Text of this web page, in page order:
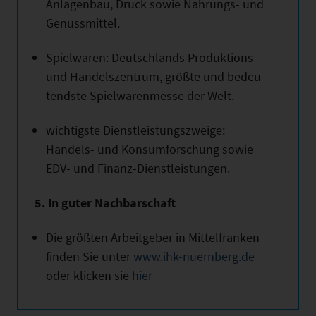
Anlagenbau, Druck sowie Nahrungs- und
Genussmittel.
Spielwaren: Deutschlands Produktions-
und Handelszentrum, größte und bedeu-
tendste Spielwarenmesse der Welt.
wichtigste Dienstleistungszweige:
Handels- und Konsumforschung sowie
EDV- und Finanz-Dienstleistungen.
5. In guter Nachbarschaft
Die größten Arbeitgeber in Mittelfranken
finden Sie unter www.ihk-nuernberg.de
oder klicken sie hier